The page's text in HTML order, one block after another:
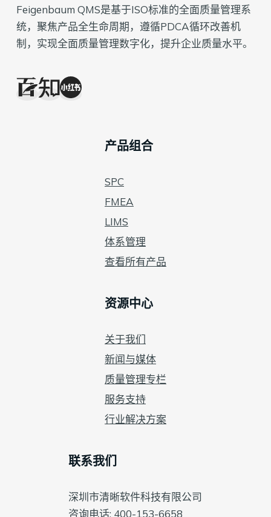
Feigenbaum QMS是基于ISO标准的全面质量管理系
统，聚焦产品全生命周期，遵循PDCA循环改善机
制，实现全面质量管理数字化，提升企业质量水平。
产品组合
SPC
FMEA
LIMS
体系管理
查看所有产品
资源中心
关于我们
新闻与媒体
质量管理专栏
服务支持
行业解决方案
联系我们
深圳市清晰软件科技有限公司
咨询电话: 400-153-6658